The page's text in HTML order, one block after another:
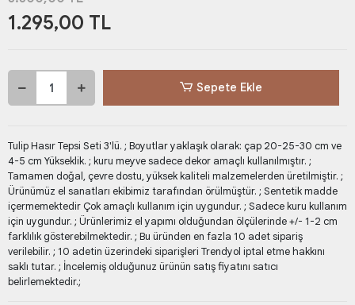
1.295,00 TL
Sepete Ekle
Tulip Hasır Tepsi Seti 3'lü. ; Boyutlar yaklaşık olarak: çap 20-25-30 cm ve
4-5 cm Yükseklik. ; kuru meyve sadece dekor amaçlı kullanılmıştır. ;
Tamamen doğal, çevre dostu, yüksek kaliteli malzemelerden üretilmiştir. ;
Ürünümüz el sanatları ekibimiz tarafından örülmüştür. ; Sentetik madde
içermemektedir Çok amaçlı kullanım için uygundur. ; Sadece kuru kullanım
için uygundur. ; Ürünlerimiz el yapımı olduğundan ölçülerinde +/- 1-2 cm
farklılık gösterebilmektedir. ; Bu üründen en fazla 10 adet sipariş
verilebilir. ; 10 adetin üzerindeki siparişleri Trendyol iptal etme hakkını
saklı tutar. ; İncelemiş olduğunuz ürünün satış fiyatını satıcı
belirlemektedir.;